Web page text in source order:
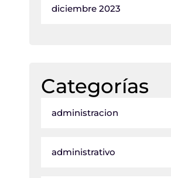
diciembre 2023
Categorías
administracion
administrativo